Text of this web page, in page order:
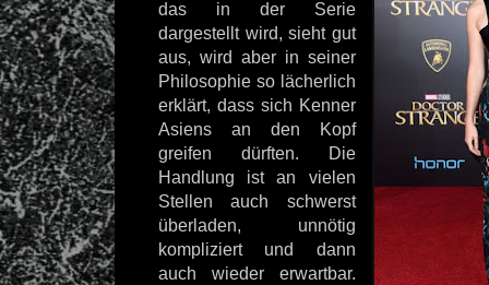
das in der Serie
dargestellt wird, sieht gut
aus, wird aber in seiner
Philosophie so lächerlich
erklärt, dass sich Kenner
Asiens an den Kopf
greifen dürften. Die
Handlung ist an vielen
Stellen auch schwerst
überladen, unnötig
kompliziert und dann
auch wieder erwartbar.